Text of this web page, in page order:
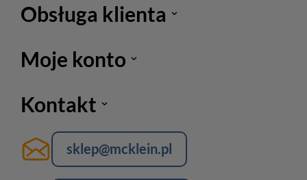
Obsługa klienta
Moje konto
Kontakt
sklep@mcklein.pl